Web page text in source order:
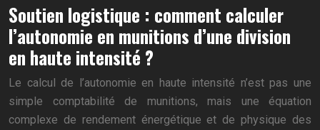
Soutien logistique : comment calculer
l’autonomie en munitions d’une division
en haute intensité ?
Le calcul de l’autonomie en haute intensité n’est pas une
simple comptabilité de munitions, mais une équation
complexe de rendement énergétique et de physique des